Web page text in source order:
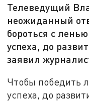
Телеведущий
неожиданный
бороться с
успеха, до
заявил
Чтобы победить
успеха, до